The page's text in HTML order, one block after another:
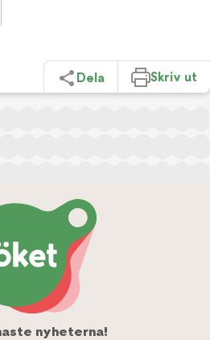
Dela Skriv ut
nyheterna!